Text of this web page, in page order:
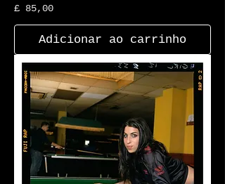
Preço
£ 85,00
Adicionar ao carrinho